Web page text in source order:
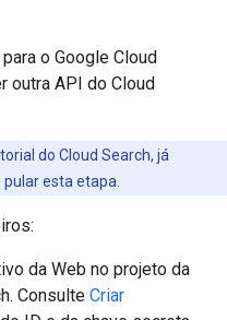
o Google Cloud
outra API do Cloud
do Cloud Search, já
esta etapa.
da Web no projeto da
Consulte Criar